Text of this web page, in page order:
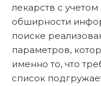
лекарств с
обширности
поиске
параметров,
именно то, что
список